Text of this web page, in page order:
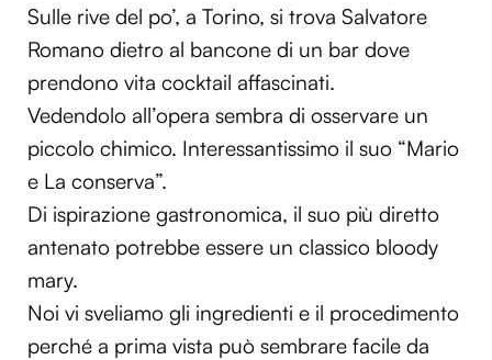
Sulle rive del po’, a Torino, si trova Salvatore
Romano dietro al bancone di un bar dove
prendono vita cocktail affascinati.
Vedendolo all’opera sembra di osservare un
piccolo chimico. Interessantissimo il suo “Mario
e La conserva”.
Di ispirazione gastronomica, il suo più diretto
antenato potrebbe essere un classico bloody
mary.
Noi vi sveliamo gli ingredienti e il procedimento
perché a prima vista può sembrare facile da